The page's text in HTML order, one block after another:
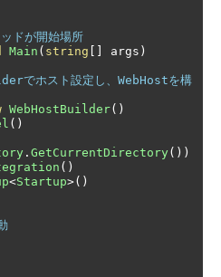
が開始場所
Main ( string args )
でホスト設定し、WebHostを構
WebHostBuilder()
()
. GetCurrentDirectory())
()
<Startup>()